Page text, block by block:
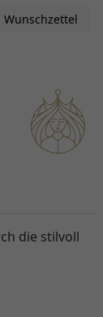
Wunschzettel
die stilvoll